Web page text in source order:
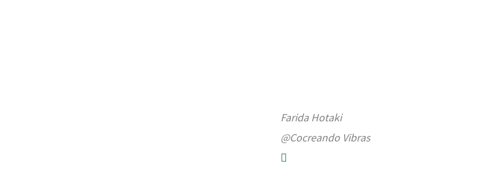
Farida Hotaki
@Cocreando Vibras